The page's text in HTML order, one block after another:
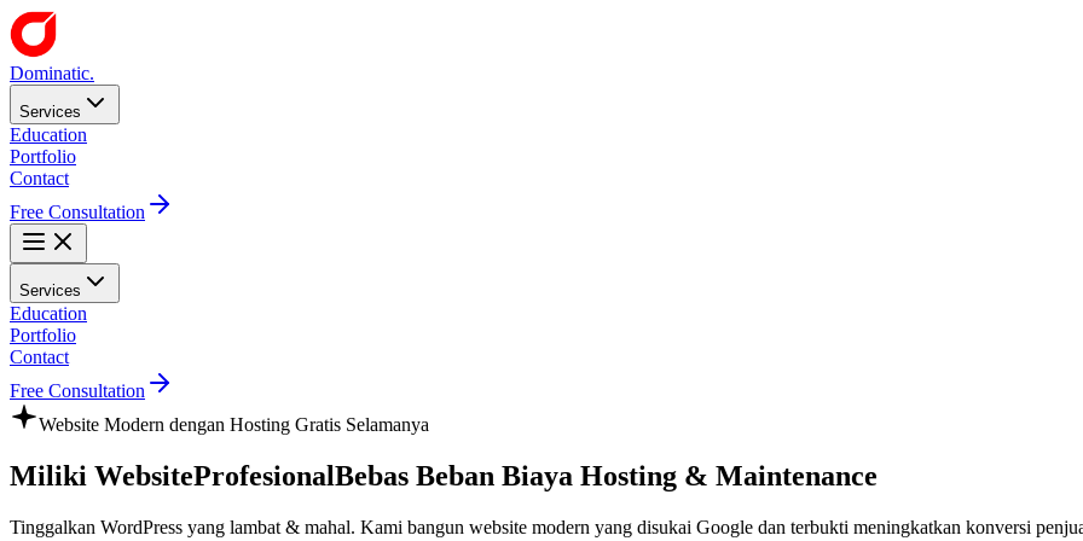
Dominatic.
Services
Education
Portfolio
Contact
Free Consultation
Services
Education
Portfolio
Contact
Free Consultation
Website Modern dengan Hosting Gratis Selamanya
Miliki WebsiteProfesionalBebas Beban Biaya Hosting & Maintenance
Tinggalkan WordPress yang lambat & mahal. Kami bangun website modern yang disukai Google dan terbukti meningkatkan konversi